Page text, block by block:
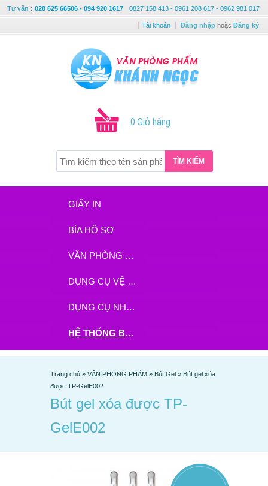
Tư vấn : 028 625 66506 - 094 920 1617 0827 158 413 - 0961 208 617 - 0962 981 017
Tài khoản Đăng nhập hoặc Đăng ký
0 Giỏ hàng
TÌM KIẾM
GIẤY IN
BÌA HỒ SƠ
VĂN PHÒNG PHẨM
DỤNG CỤ VỆ SINH
DỤNG CỤ NHÀ BẾP
HỆ THỐNG BHX - TGDĐ ĐẶT HÀNG TẠI ĐÂY
Trang chủ » VĂN PHÒNG PHẨM » Bút Gel » Bút gel xóa
được TP-GelE002
Bút gel xóa được TP-
GelE002